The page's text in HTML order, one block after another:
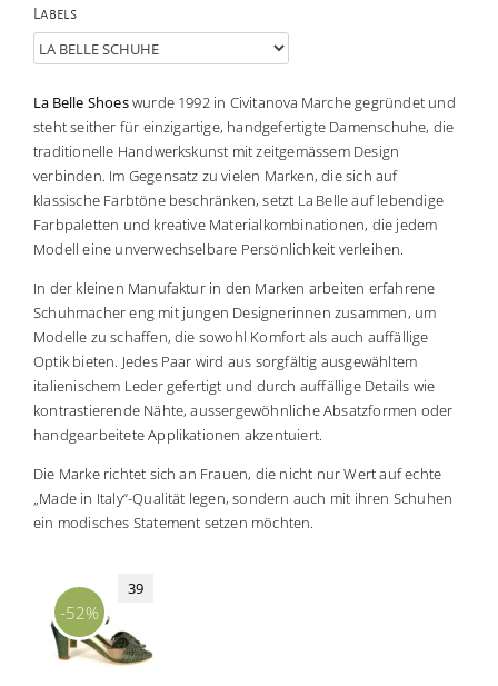
La Belle Shoeswurde 1992 in Civitanova Marche gegründet und
steht seither für einzigartige, handgefertigte Damenschuhe, die
traditionelle Handwerkskunst mit zeitgemässem Design
verbinden. Im Gegensatz zu vielen Marken, die sich auf
klassische Farbtöne beschränken, setzt La Belle auf lebendige
Farbpaletten und kreative Materialkombinationen, die jedem
Modell eine unverwechselbare Persönlichkeit verleihen.
In der kleinen Manufaktur in den Marken arbeiten erfahrene
Schuhmacher eng mit jungen Designerinnen zusammen, um
Modelle zu schaffen, die sowohl Komfort als auch auffällige
Optik bieten. Jedes Paar wird aus sorgfältig ausgewähltem
italienischem Leder gefertigt und durch auffällige Details wie
kontrastierende Nähte, aussergewöhnliche Absatzformen oder
handgearbeitete Applikationen akzentuiert.
Die Marke richtet sich an Frauen, die nicht nur Wert auf echte
„Made in Italy“-Qualität legen, sondern auch mit ihren Schuhen
ein modisches Statement setzen möchten.
-52%
39
Labels